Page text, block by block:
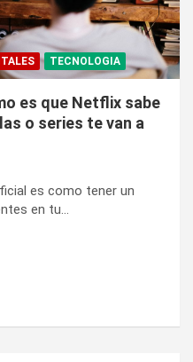
TECNOLOGIA
es que Netflix sabe
o series te van a
es como tener un
en tu…